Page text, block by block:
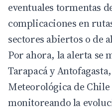
eventuales tormentas
complicaciones en
sectores abiertos o de
Por ahora, la alerta se
Tarapacá y
Meteorológica de
monitoreando la